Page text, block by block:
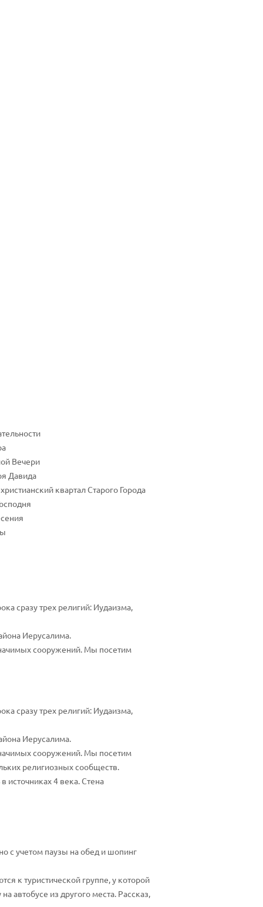
Вечери
Давида
квартал Старого Города
сразу трех религий: Иудаизма,
Иерусалима.
сооружений. Мы посетим
сразу трех религий: Иудаизма,
Иерусалима.
сооружений. Мы посетим
религиозных сообществ.
источниках 4 века. Стена
с учетом паузы на обед и шопинг
к туристической группе, у которой
автобусе из другого места. Рассказ,